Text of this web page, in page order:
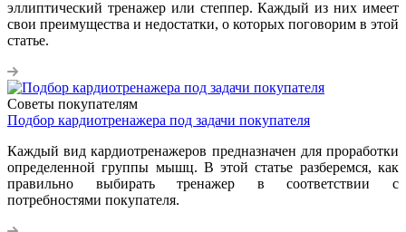
эллиптический тренажер или степпер. Каждый из них имеет
свои преимущества и недостатки, о которых поговорим в этой
статье.
Советы покупателям
Подбор кардиотренажера под задачи покупателя
Каждый вид кардиотренажеров предназначен для проработки
определенной группы мышц. В этой статье разберемся, как
правильно выбирать тренажер в соответствии с
потребностями покупателя.